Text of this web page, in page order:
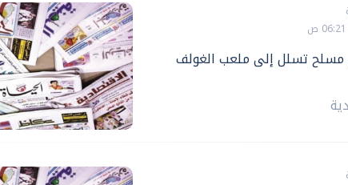
مسلح تسلل إلى ملعب الغولف